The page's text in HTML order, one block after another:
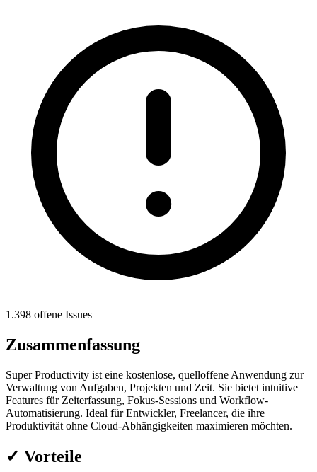
1.398 offene Issues
Zusammenfassung
Super Productivity ist eine kostenlose, quelloffene Anwendung zur
Verwaltung von Aufgaben, Projekten und Zeit. Sie bietet intuitive
Features für Zeiterfassung, Fokus-Sessions und Workflow-
Automatisierung. Ideal für Entwickler, Freelancer, die ihre
Produktivität ohne Cloud-Abhängigkeiten maximieren möchten.
✓ Vorteile